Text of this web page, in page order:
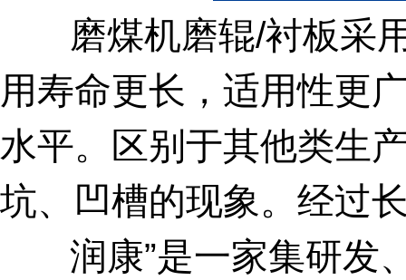
磨煤机磨辊/衬板采用
用寿命更长，适用性更
水平。区别于其他类生
坑、凹槽的现象。经过
润康”是一家集研发